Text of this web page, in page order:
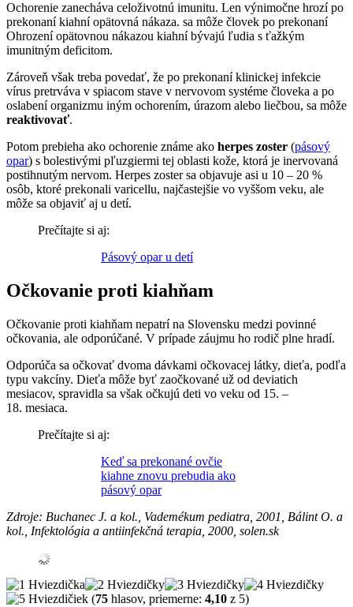
Ochorenie zanecháva celoživotnú imunitu. Len výnimočne hrozí po
prekonaní kiahní opätovná nákaza. sa môže človek po prekonaní
Ohrození opätovnou nákazou kiahní bývajú ľudia s ťažkým
imunitným deficitom.
Zároveň však treba povedať, že po prekonaní klinickej infekcie
vírus pretrváva v spiacom stave v nervovom systéme človeka a po
oslabení organizmu iným ochorením, úrazom alebo liečbou, sa môže
reaktivovať.
Potom prebieha ako ochorenie známe ako herpes zoster (pásový
opar) s bolestivými pľuzgiermi tej oblasti kože, ktorá je inervovaná
postihnutým nervom. Herpes zoster sa objavuje asi u 10 – 20 %
osôb, ktoré prekonali varicellu, najčastejšie vo vyššom veku, ale
môže sa objaviť aj u detí.
Prečítajte si aj:
Pásový opar u detí
Očkovanie proti kiahňam
Očkovanie proti kiahňam nepatrí na Slovensku medzi povinné
očkovania, ale odporúčané. V prípade záujmu ho rodič plne hradí.
Odporúča sa očkovať dvoma dávkami očkovacej látky, dieťa, podľa
typu vakcíny. Dieťa môže byť zaočkované už od deviatich
mesiacov, spravidla sa však očkujú deti vo veku od 15. –
18. mesiaca.
Prečítajte si aj:
Keď sa prekonané ovčie
kiahne znovu prebudia ako
pásový opar
Zdroje: Buchanec J. a kol., Vademékum pediatra, 2001, Bálint O. a
kol., Infektológia a antiinfekčná terapia, 2000, solen.sk
(75 hlasov, priemerne: 4,10 z 5)